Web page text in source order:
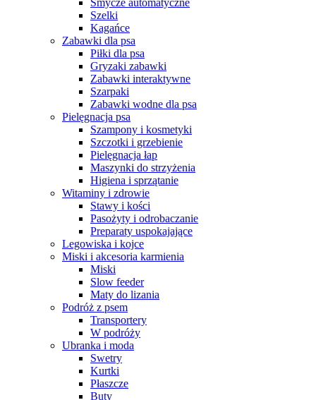
Smycze automatyczne
Szelki
Kagańce
Zabawki dla psa
Piłki dla psa
Gryzaki zabawki
Zabawki interaktywne
Szarpaki
Zabawki wodne dla psa
Pielęgnacja psa
Szampony i kosmetyki
Szczotki i grzebienie
Pielęgnacja łap
Maszynki do strzyżenia
Higiena i sprzątanie
Witaminy i zdrowie
Stawy i kości
Pasożyty i odrobaczanie
Preparaty uspokajające
Legowiska i kojce
Miski i akcesoria karmienia
Miski
Slow feeder
Maty do lizania
Podróż z psem
Transportery
W podróży
Ubranka i moda
Swetry
Kurtki
Płaszcze
Buty